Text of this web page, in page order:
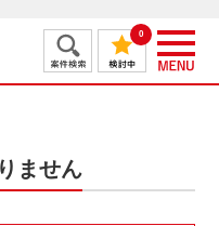
0
ません